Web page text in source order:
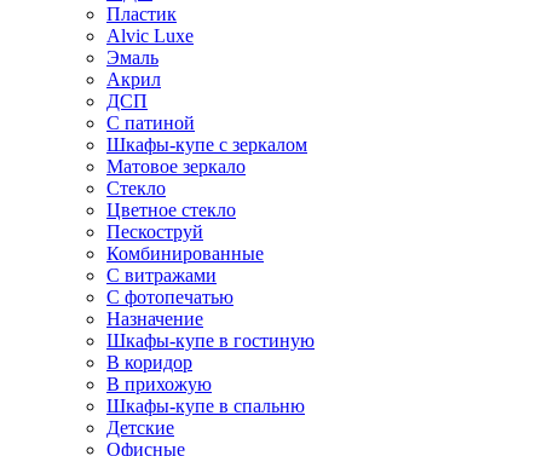
Пластик
Alvic Luxe
Эмаль
Акрил
ДСП
С патиной
Шкафы-купе с зеркалом
Матовое зеркало
Стекло
Цветное стекло
Пескоструй
Комбинированные
С витражами
С фотопечатью
Назначение
Шкафы-купе в гостиную
В коридор
В прихожую
Шкафы-купе в спальню
Детские
Офисные